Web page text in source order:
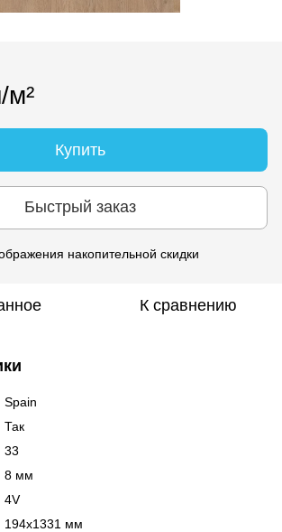
м²
Купить
Быстрый заказ
накопительной скидки
К сравнению
Spain
Так
33
8 мм
4V
194х1331 мм